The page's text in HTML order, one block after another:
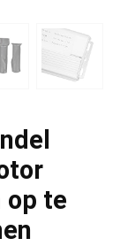
op te